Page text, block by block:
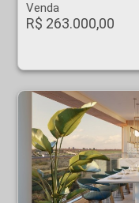
Venda
R$ 263.000,00